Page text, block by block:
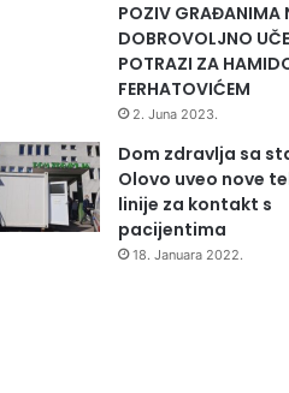
POZIV GRAĐANIMA
DOBROVOLJNO
POTRAZI ZA
FERHATOVIĆEM
2. Juna 2023.
Dom zdravlja sa
Olovo uveo nove
linije za kontakt s
pacijentima
18. Januara 2022.